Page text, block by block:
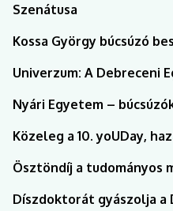
Szenátusa
Kossa György búcsúzó
Univerzum: A Debreceni
Nyári Egyetem –
Közeleg a 10. yoUDay,
Ösztöndíj a tudományos
Díszdoktorát gyászolja a